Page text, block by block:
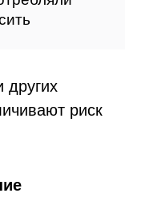
риск